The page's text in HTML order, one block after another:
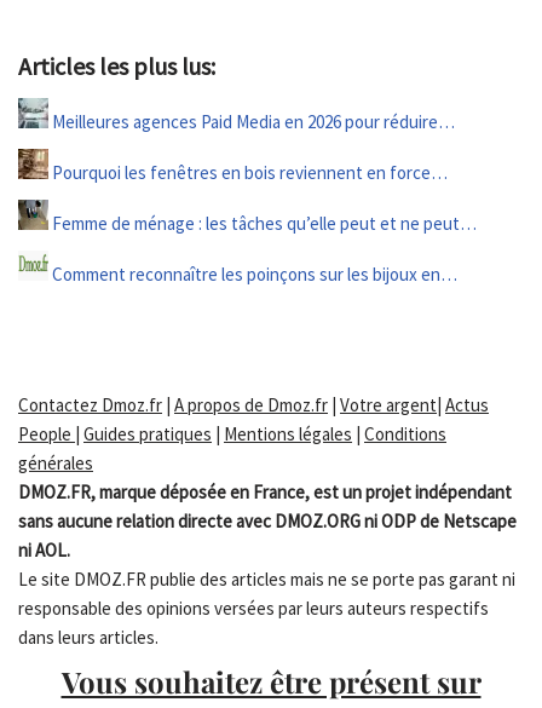
Articles les plus lus:
Meilleures agences Paid Media en 2026 pour réduire…
Pourquoi les fenêtres en bois reviennent en force…
Femme de ménage : les tâches qu’elle peut et ne peut…
Comment reconnaître les poinçons sur les bijoux en…
Contactez Dmoz.fr | A propos de Dmoz.fr | Votre argent| Actus
People | Guides pratiques | Mentions légales | Conditions
générales
DMOZ.FR, marque déposée en France, est un projet indépendant
sans aucune relation directe avec DMOZ.ORG ni ODP de Netscape
ni AOL.
Le site DMOZ.FR publie des articles mais ne se porte pas garant ni
responsable des opinions versées par leurs auteurs respectifs
dans leurs articles.
Vous souhaitez être présent sur